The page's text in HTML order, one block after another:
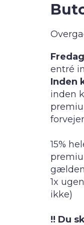
entré
Inden
inden
15%
1x
ikke)
!! Du